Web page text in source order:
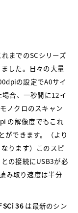
までのSCシリーズ
した。日々の大量
の設定でA0サイ
合、一秒間に12イ
ノクロのスキャン
ができます。（より
ります）このスピ
の接続にUSB3が必
SCi 36 は最新のシン